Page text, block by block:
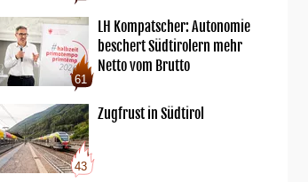
61
LH Kompatscher: Autonomie
beschert Südtirolern mehr
Netto vom Brutto
43
Zugfrust in Südtirol